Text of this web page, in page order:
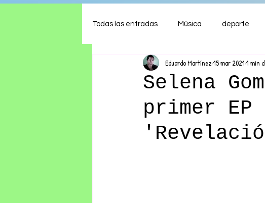
Todas las entradas Música deporte
Shows Comida
Ambiente Hogar Finanzas
Selena
primer EP
Eduardo Martínez 15 mar 2021 1 min